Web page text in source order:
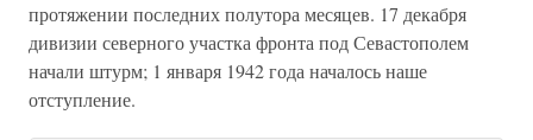
протяжении последних полутора месяцев. 17 декабря
дивизии северного участка фронта под Севастополем
начали штурм; 1 января 1942 года началось наше
отступление.